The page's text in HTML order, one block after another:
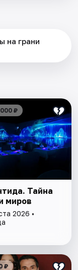
на грани
₽
Тайна
миров
2026 •
₽